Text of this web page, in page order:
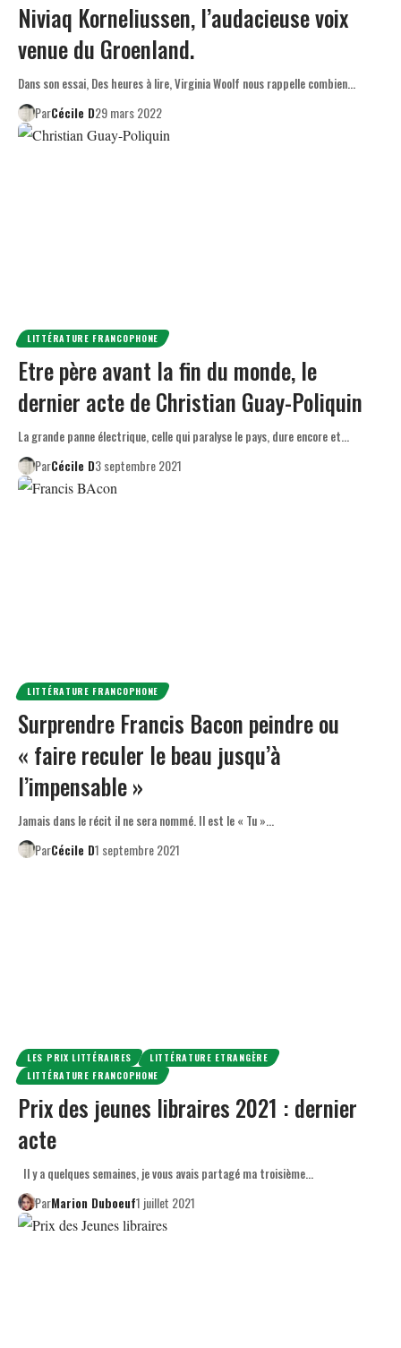
Niviaq Korneliussen, l’audacieuse voix
venue du Groenland.
Dans son essai, Des heures à lire, Virginia Woolf nous rappelle combien…
ParCécile D29 mars 2022
LITTÉRATURE FRANCOPHONE
Etre père avant la fin du monde, le
dernier acte de Christian Guay-Poliquin
La grande panne électrique, celle qui paralyse le pays, dure encore et…
ParCécile D3 septembre 2021
LITTÉRATURE FRANCOPHONE
Surprendre Francis Bacon peindre ou
« faire reculer le beau jusqu’à
l’impensable »
Jamais dans le récit il ne sera nommé. Il est le « Tu »…
ParCécile D1 septembre 2021
LES PRIX LITTÉRAIRES
LITTÉRATURE ETRANGÈRE
LITTÉRATURE FRANCOPHONE
Prix des jeunes libraires 2021 : dernier
acte
Il y a quelques semaines, je vous avais partagé ma troisième…
ParMarion Duboeuf1 juillet 2021